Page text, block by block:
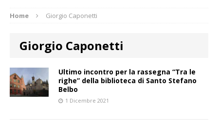
Home Giorgio Caponetti
Giorgio Caponetti
Ultimo incontro per la rassegna “Tra le
righe” della biblioteca di Santo Stefano
Belbo
1 Dicembre 2021